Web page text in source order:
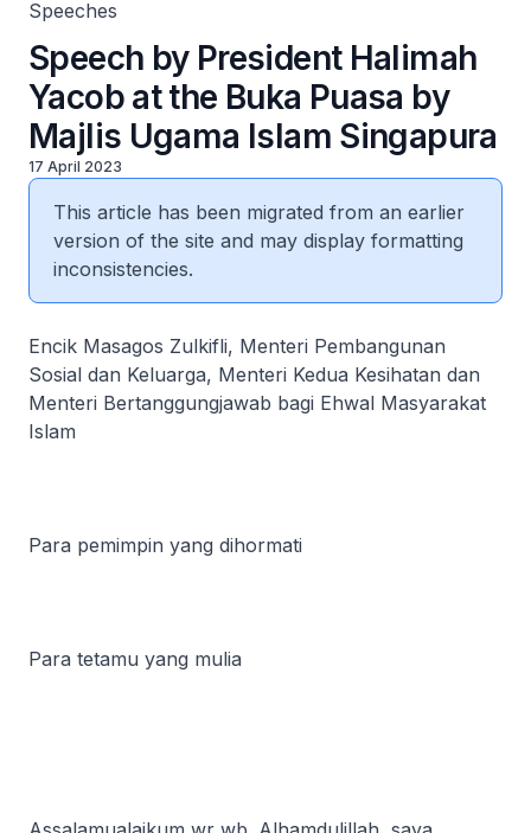
Speeches
Speech by President Halimah
Yacob at the Buka Puasa by
Majlis Ugama Islam Singapura
17 April 2023
This article has been migrated from an earlier
version of the site and may display formatting
inconsistencies.
Encik Masagos Zulkifli, Menteri Pembangunan
Sosial dan Keluarga, Menteri Kedua Kesihatan dan
Menteri Bertanggungjawab bagi Ehwal Masyarakat
Islam
Para pemimpin yang dihormati
Para tetamu yang mulia